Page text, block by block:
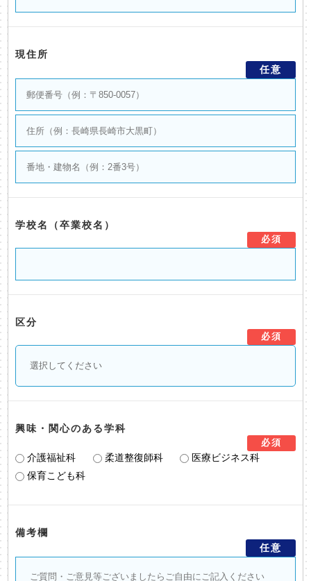
現住所
任意
学校名（卒業校名）
必須
区分
必須
興味・関心のある学科
必須
介護福祉科 柔道整復師科
医療ビジネス科
保育こども科
備考欄
任意